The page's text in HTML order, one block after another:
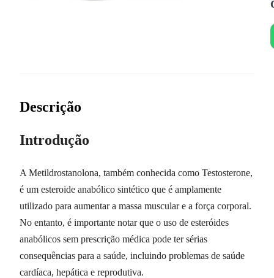
Descrição
Introdução
A Metildrostanolona, também conhecida como Testosterone,
é um esteroide anabólico sintético que é amplamente
utilizado para aumentar a massa muscular e a força corporal.
No entanto, é importante notar que o uso de esteróides
anabólicos sem prescrição médica pode ter sérias
consequências para a saúde, incluindo problemas de saúde
cardíaca, hepática e reprodutiva.